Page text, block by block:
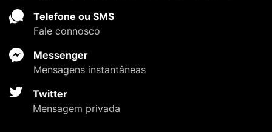
Telefone ou SMS
Fale connosco
Messenger
Mensagens instantâneas
Twitter
Mensagem privada